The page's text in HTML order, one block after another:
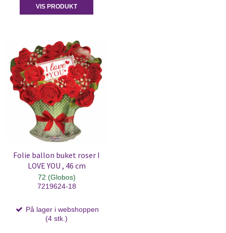
VIS PRODUKT
Folie ballon buket roser I
LOVE YOU , 46 cm
72 (Globos)
7219624-18
På lager i webshoppen
(4 stk.)